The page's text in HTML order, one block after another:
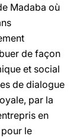
Madaba où
de façon
et social
de dialogue
par la
en
le